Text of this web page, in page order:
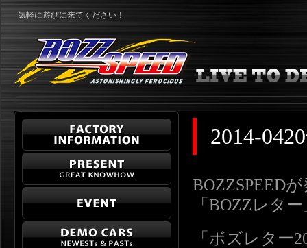
気軽に遊びに来てください！
2014-
BOZZSPEED
「BOZZレタ
「ボズレター